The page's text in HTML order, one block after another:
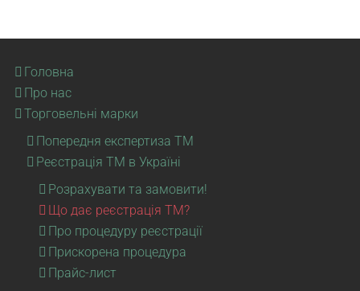
Головна
Про нас
Торговельні марки
Попередня експертиза ТМ
Реєстрація ТМ в Україні
Розрахувати та замовити!
Що дає реєстрація ТМ?
Про процедуру реєстрації
Прискорена процедура
Прайс-лист